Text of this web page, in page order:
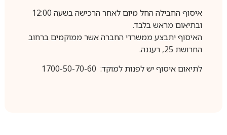
איסוף החבילה החל מיום לאחר הרכישה בשעה 12:00
ובתיאום מראש בלבד.
האיסוף יתבצע ממשרדי החברה אשר ממוקמים ברחוב
החרושת 25, רעננה.
לתיאום איסוף יש לפנות למוקד: 1700-50-70-60